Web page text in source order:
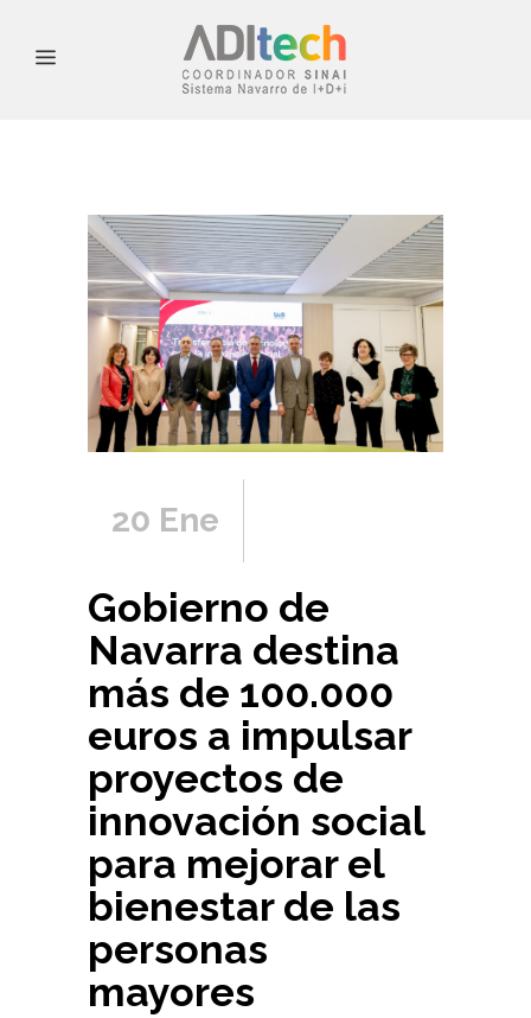
20 Ene
Gobierno de
Navarra destina
más de 100.000
euros a impulsar
proyectos de
innovación social
para mejorar el
bienestar de las
personas
mayores